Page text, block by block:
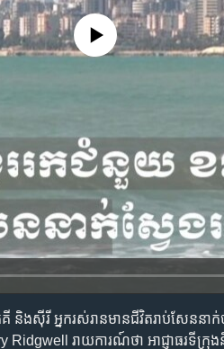
media source currently available
និង​ស៊ីរី​ អ្នក​រស់រាន​មាន​ជីវិត​រាប់សែន​នាក់​
រាយការណ៍​ថា​ អាជ្ញាធរ​ទីក្រុ